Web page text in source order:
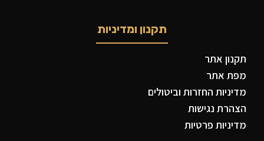
תקנון ומדיניות
תקנון אתר
מפת אתר
מדיניות החזרות וביטולים
הצהרת נגישות
מדיניות פרטיות